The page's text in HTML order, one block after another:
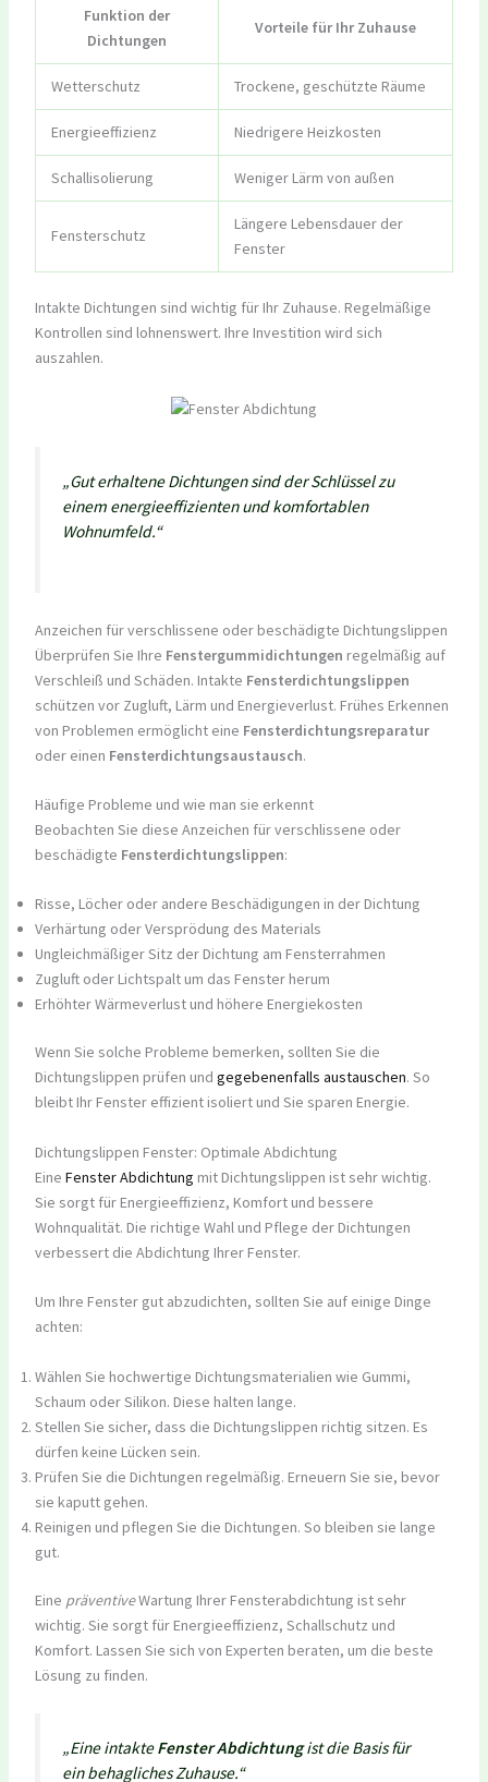
Funktion der
Dichtungen
Vorteile für Ihr Zuhause
Wetterschutz Trockene, geschützte Räume
Energieeffizienz Niedrigere Heizkosten
Schallisolierung Weniger Lärm von außen
Fensterschutz
Längere Lebensdauer der
Fenster
Intakte Dichtungen sind wichtig für Ihr Zuhause. Regelmäßige
Kontrollen sind lohnenswert. Ihre Investition wird sich
auszahlen.
„Gut erhaltene Dichtungen sind der Schlüssel zu
einem energieeffizienten und komfortablen
Wohnumfeld.“
Anzeichen für verschlissene oder beschädigte Dichtungslippen
Überprüfen Sie Ihre Fenstergummidichtungen regelmäßig auf
Verschleiß und Schäden. Intakte Fensterdichtungslippen
schützen vor Zugluft, Lärm und Energieverlust. Frühes Erkennen
von Problemen ermöglicht eine Fensterdichtungsreparatur
oder einen Fensterdichtungsaustausch.
Häufige Probleme und wie man sie erkennt
Beobachten Sie diese Anzeichen für verschlissene oder
beschädigte Fensterdichtungslippen:
Risse, Löcher oder andere Beschädigungen in der Dichtung
Verhärtung oder Versprödung des Materials
Ungleichmäßiger Sitz der Dichtung am Fensterrahmen
Zugluft oder Lichtspalt um das Fenster herum
Erhöhter Wärmeverlust und höhere Energiekosten
Wenn Sie solche Probleme bemerken, sollten Sie die
Dichtungslippen prüfen und gegebenenfalls austauschen. So
bleibt Ihr Fenster effizient isoliert und Sie sparen Energie.
Dichtungslippen Fenster: Optimale Abdichtung
Eine Fenster Abdichtung mit Dichtungslippen ist sehr wichtig.
Sie sorgt für Energieeffizienz, Komfort und bessere
Wohnqualität. Die richtige Wahl und Pflege der Dichtungen
verbessert die Abdichtung Ihrer Fenster.
Um Ihre Fenster gut abzudichten, sollten Sie auf einige Dinge
achten:
Wählen Sie hochwertige Dichtungsmaterialien wie Gummi,
Schaum oder Silikon. Diese halten lange.
Stellen Sie sicher, dass die Dichtungslippen richtig sitzen. Es
dürfen keine Lücken sein.
Prüfen Sie die Dichtungen regelmäßig. Erneuern Sie sie, bevor
sie kaputt gehen.
Reinigen und pflegen Sie die Dichtungen. So bleiben sie lange
gut.
Eine präventiveWartung Ihrer Fensterabdichtung ist sehr
wichtig. Sie sorgt für Energieeffizienz, Schallschutz und
Komfort. Lassen Sie sich von Experten beraten, um die beste
Lösung zu finden.
„Eine intakteFenster Abdichtungist die Basis für
ein behagliches Zuhause.“